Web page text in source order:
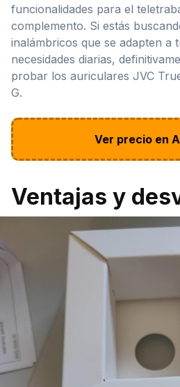
funcionalidades para el
complemento. Si estás
inalámbricos que se adapten a
necesidades diarias,
probar los auriculares JVC
G.
Ver precio en
Ventajas y